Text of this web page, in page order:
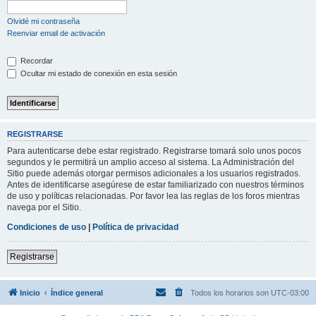
Olvidé mi contraseña
Reenviar email de activación
Recordar
Ocultar mi estado de conexión en esta sesión
REGISTRARSE
Para autenticarse debe estar registrado. Registrarse tomará solo unos pocos
segundos y le permitirá un amplio acceso al sistema. La Administración del
Sitio puede además otorgar permisos adicionales a los usuarios registrados.
Antes de identificarse asegúrese de estar familiarizado con nuestros términos
de uso y políticas relacionadas. Por favor lea las reglas de los foros mientras
navega por el Sitio.
Condiciones de uso | Política de privacidad
Registrarse
Inicio Índice general Todos los horarios son UTC-03:00